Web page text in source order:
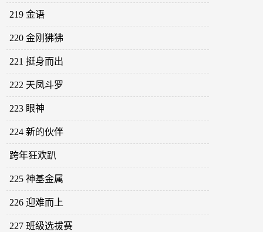
219 金语
220 金刚狒狒
221 挺身而出
222 天凤斗罗
223 眼神
224 新的伙伴
跨年狂欢趴
225 神基金属
226 迎难而上
227 班级选拔赛